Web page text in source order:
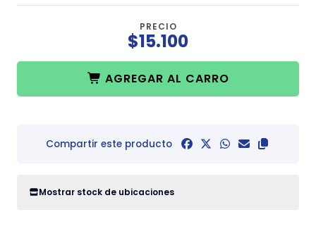
PRECIO
$15.100
AGREGAR AL CARRO
Compartir este producto
Mostrar stock de ubicaciones